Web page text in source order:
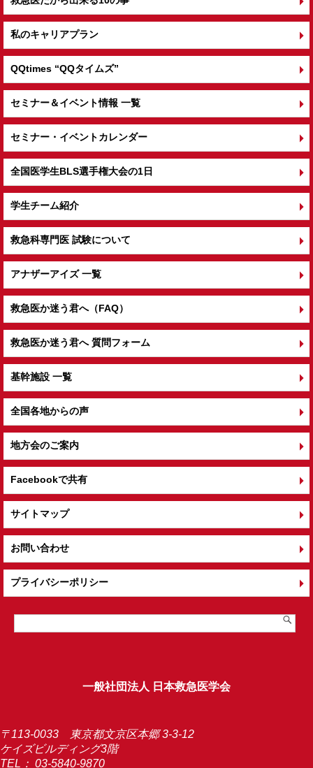
私のキャリアプラン
QQtimes “QQタイムズ”
セミナー＆イベント情報 一覧
セミナー・イベントカレンダー
全国医学生BLS選手権大会の1日
学生チーム紹介
救急科専門医 試験について
アナザーアイズ 一覧
救急医か迷う君へ（FAQ）
救急医か迷う君へ 質問フォーム
基幹施設 一覧
全国各地からの声
地方会のご案内
Facebookで共有
サイトマップ
お問い合わせ
プライバシーポリシー
一般社団法人 日本救急医学会
〒113-0033 東京都文京区本郷 3-3-12
ケイズビルディング3階
TEL： 03-5840-9870